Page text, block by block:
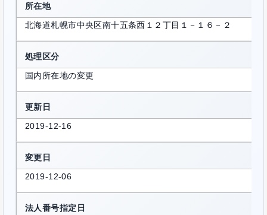
所在地
北海道札幌市中央区南十五条西１２丁目１－１６－２
処理区分
国内所在地の変更
更新日
2019-12-16
変更日
2019-12-06
法人番号指定日